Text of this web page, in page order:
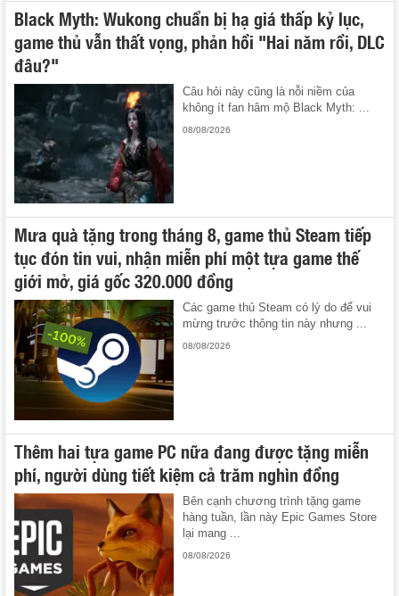
Black Myth: Wukong chuẩn bị hạ giá thấp kỷ lục,
game thủ vẫn thất vọng, phản hồi "Hai năm rồi, DLC
đâu?"
Câu hỏi này cũng là nỗi niềm của
không ít fan hâm mộ Black Myth: ...
08/08/2026
Mưa quà tặng trong tháng 8, game thủ Steam tiếp
tục đón tin vui, nhận miễn phí một tựa game thế
giới mở, giá gốc 320.000 đồng
Các game thủ Steam có lý do để vui
mừng trước thông tin này nhưng ...
08/08/2026
Thêm hai tựa game PC nữa đang được tặng miễn
phí, người dùng tiết kiệm cả trăm nghìn đồng
Bên cạnh chương trình tặng game
hàng tuần, lần này Epic Games Store
lại mang ...
08/08/2026